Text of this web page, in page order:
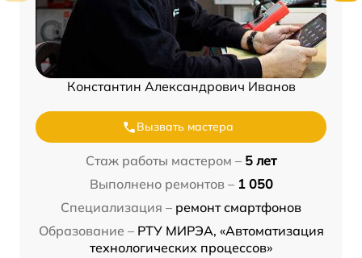
Константин Александрович Иванов
Вызвать мастера
Стаж работы мастером – 5 лет
Выполнено ремонтов – 1 050
Специализация – ремонт смартфонов
Образование – РТУ МИРЭА, «Автоматизация
технологических процессов»